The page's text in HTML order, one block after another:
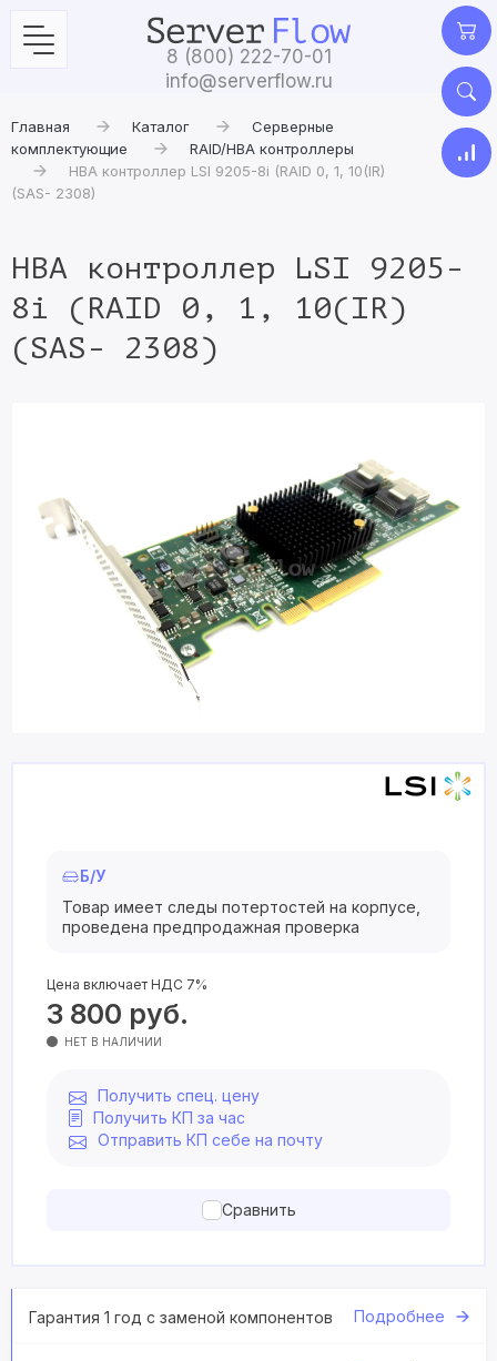
8 (800) 222-70-01
info@serverflow.ru
Главная Каталог
Серверные
комплектующие
RAID/HBA контроллеры
HBA контроллер LSI 9205-8i (RAID 0, 1, 10(IR)
(SAS- 2308)
HBA контроллер LSI 9205-
8i (RAID 0, 1, 10(IR)
(SAS- 2308)
Б/У
Товар имеет следы потертостей на корпусе,
проведена предпродажная проверка
Цена включает НДС 7%
3 800 руб.
НЕТ В НАЛИЧИИ
Получить спец. цену
Получить КП за час
Отправить КП себе на почту
Сравнить
Гарантия 1 год с заменой компонентов Подробнее